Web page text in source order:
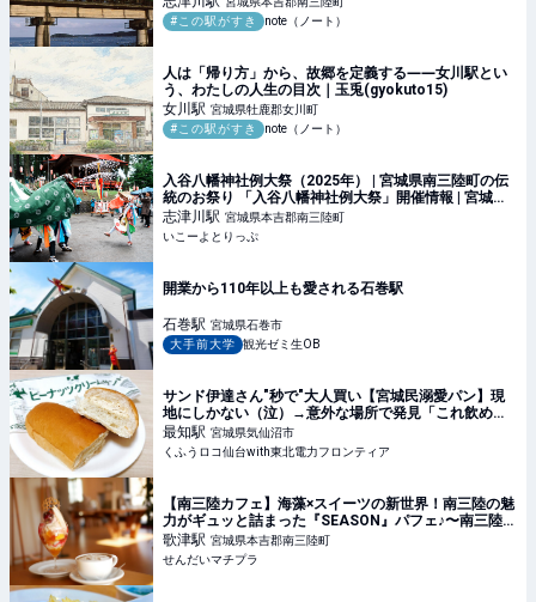
#この駅がすき
note（ノート）
人は「帰り方」から、故郷を定義する――女川駅とい
う、わたしの人生の目次｜玉兎(gyokuto15)
女川駅 宮城県牡鹿郡女川町
#この駅がすき
note（ノート）
入谷八幡神社例大祭（2025年） | 宮城県南三陸町の伝
統のお祭り 「入谷八幡神社例大祭」開催情報 | 宮城県
本吉郡南三陸町 | いこーよとりっぷ
志津川駅 宮城県本吉郡南三陸町
いこーよとりっぷ
開業から110年以上も愛される石巻駅
石巻駅 宮城県石巻市
大手前大学
観光ゼミ生OB
サンド伊達さん"秒で"大人買い【宮城民溺愛パン】現
地にしかない（泣）→意外な場所で発見「これ飲める
♡」神アレンジ＆5種食べ比べ | くふうロコ仙台with東
北電力フロンティア
最知駅 宮城県気仙沼市
くふうロコ仙台with東北電力フロンティア
【南三陸カフェ】海藻×スイーツの新世界！南三陸の魅
力がギュッと詰まった『SEASON』パフェ♪〜南三陸町
歌津〜 - せんだいマチプラ
歌津駅 宮城県本吉郡南三陸町
せんだいマチプラ